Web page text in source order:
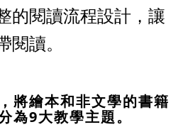
的閱讀流程設計，讓
讀。
將繪本和非文學的書籍
為9大教學主題。